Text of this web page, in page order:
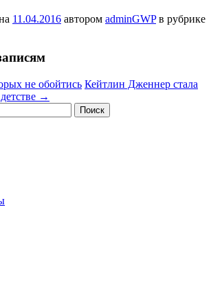
11.04.2016 автором adminGWPв рубрике
не обойтись Кейтлин Дженнер стала
→